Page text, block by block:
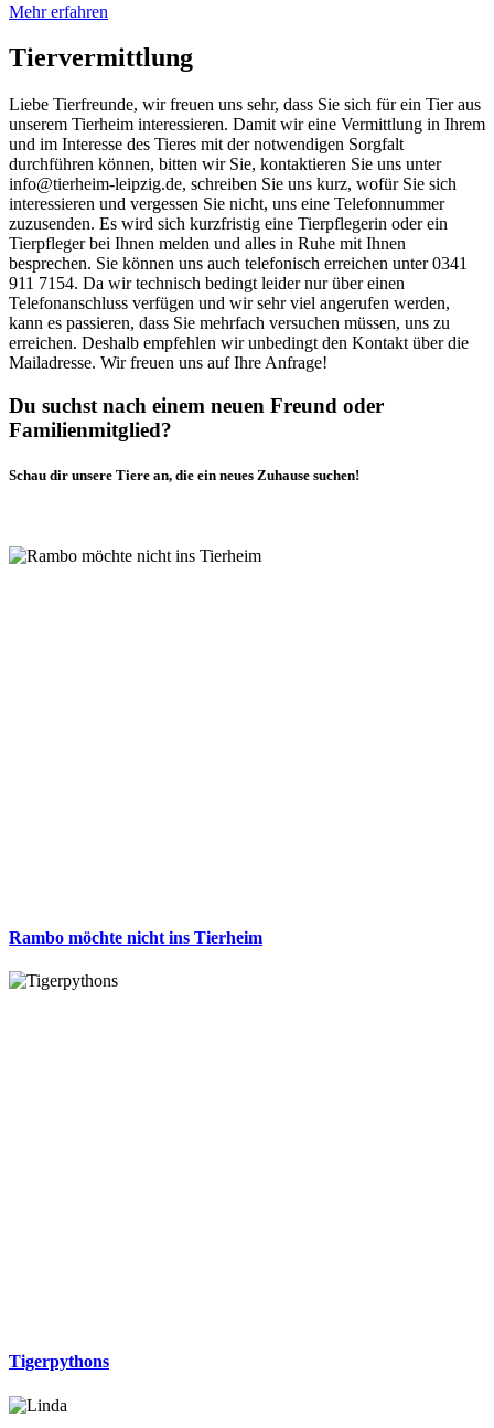
Mehr erfahren
Tiervermittlung
Liebe Tierfreunde, wir freuen uns sehr, dass Sie sich für ein Tier aus
unserem Tierheim interessieren. Damit wir eine Vermittlung in Ihrem
und im Interesse des Tieres mit der notwendigen Sorgfalt
durchführen können, bitten wir Sie, kontaktieren Sie uns unter
info@tierheim-leipzig.de, schreiben Sie uns kurz, wofür Sie sich
interessieren und vergessen Sie nicht, uns eine Telefonnummer
zuzusenden. Es wird sich kurzfristig eine Tierpflegerin oder ein
Tierpfleger bei Ihnen melden und alles in Ruhe mit Ihnen
besprechen. Sie können uns auch telefonisch erreichen unter 0341
911 7154. Da wir technisch bedingt leider nur über einen
Telefonanschluss verfügen und wir sehr viel angerufen werden,
kann es passieren, dass Sie mehrfach versuchen müssen, uns zu
erreichen. Deshalb empfehlen wir unbedingt den Kontakt über die
Mailadresse. Wir freuen uns auf Ihre Anfrage!
Du suchst nach einem neuen Freund oder
Familienmitglied?
Schau dir unsere Tiere an, die ein neues Zuhause suchen!
Rambo möchte nicht ins Tierheim
Tigerpythons